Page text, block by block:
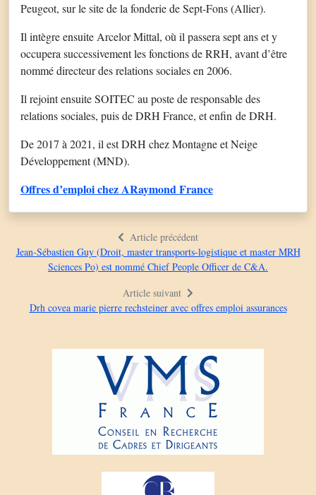
Peugeot, sur le site de la fonderie de Sept-Fons (Allier).
Il intègre ensuite Arcelor Mittal, où il passera sept ans et y
occupera successivement les fonctions de RRH, avant d’être
nommé directeur des relations sociales en 2006.
Il rejoint ensuite SOITEC au poste de responsable des
relations sociales, puis de DRH France, et enfin de DRH.
De 2017 à 2021, il est DRH chez Montagne et Neige
Développement (MND).
Offres d’emploi chez ARaymond France
Article précédent
Jean-Sébastien Guy (Droit, master transports-logistique et master MRH
Sciences Po) est nommé Chief People Officer de C&A.
Article suivant
Drh covea marie pierre rechsteiner avec offres emploi assurances